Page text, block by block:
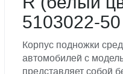
5103022-50
Корпус подножки
автомобилей с
представляет собой